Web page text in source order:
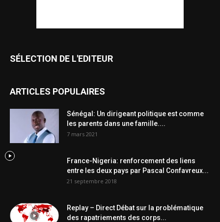
SÉLECTION DE L'EDITEUR
ARTICLES POPULAIRES
Sénégal: Un dirigeant politique est comme
les parents dans une famille....
7 mars 2021
France-Nigeria: renforcement des liens
entre les deux pays par Pascal Confavreux...
21 septembre 2018
Replay – Direct Débat sur la problématique
des rapatriements des corps...